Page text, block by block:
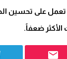
تعمل على تحسين
ضعفاً.